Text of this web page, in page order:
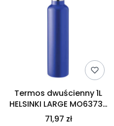
Termos dwuścienny 1L
HELSINKI LARGE MO6373-
04
71,97 zł